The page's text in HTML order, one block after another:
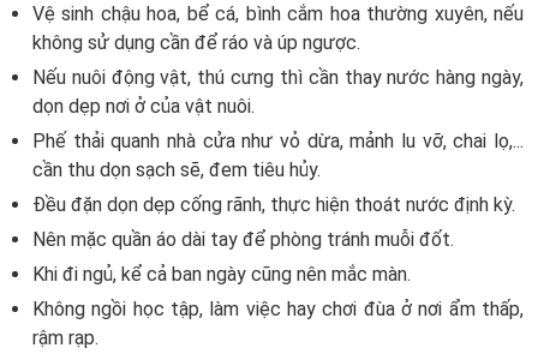
Vệ sinh chậu hoa, bể cá, bình cắm hoa thường xuyên, nếu
không sử dụng cần để ráo và úp ngược.
Nếu nuôi động vật, thú cưng thì cần thay nước hàng ngày,
dọn dẹp nơi ở của vật nuôi.
Phế thải quanh nhà cửa như vỏ dừa, mảnh lu vỡ, chai lọ,...
cần thu dọn sạch sẽ, đem tiêu hủy.
Đều đặn dọn dẹp cống rãnh, thực hiện thoát nước định kỳ.
Nên mặc quần áo dài tay để phòng tránh muỗi đốt.
Khi đi ngủ, kể cả ban ngày cũng nên mắc màn.
Không ngồi học tập, làm việc hay chơi đùa ở nơi ẩm thấp,
rậm rạp.